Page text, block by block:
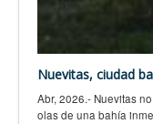
Nuevitas, ciudad
Abr, 2026.- Nuevitas
olas de una bahía